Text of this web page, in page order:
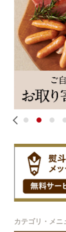
カテゴリ・メニ